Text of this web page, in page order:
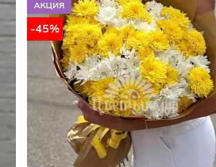
-45%
АКЦИЯ